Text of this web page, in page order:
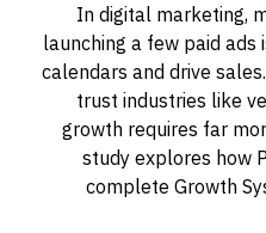
In digital marketing,
launching a few paid
calendars and drive
trust industries like
growth requires far
study explores how
complete Growth